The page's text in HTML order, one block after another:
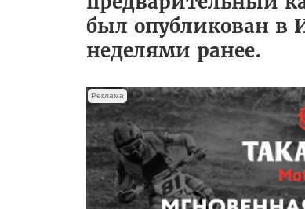
был опубликован в
неделями ранее.
Реклама